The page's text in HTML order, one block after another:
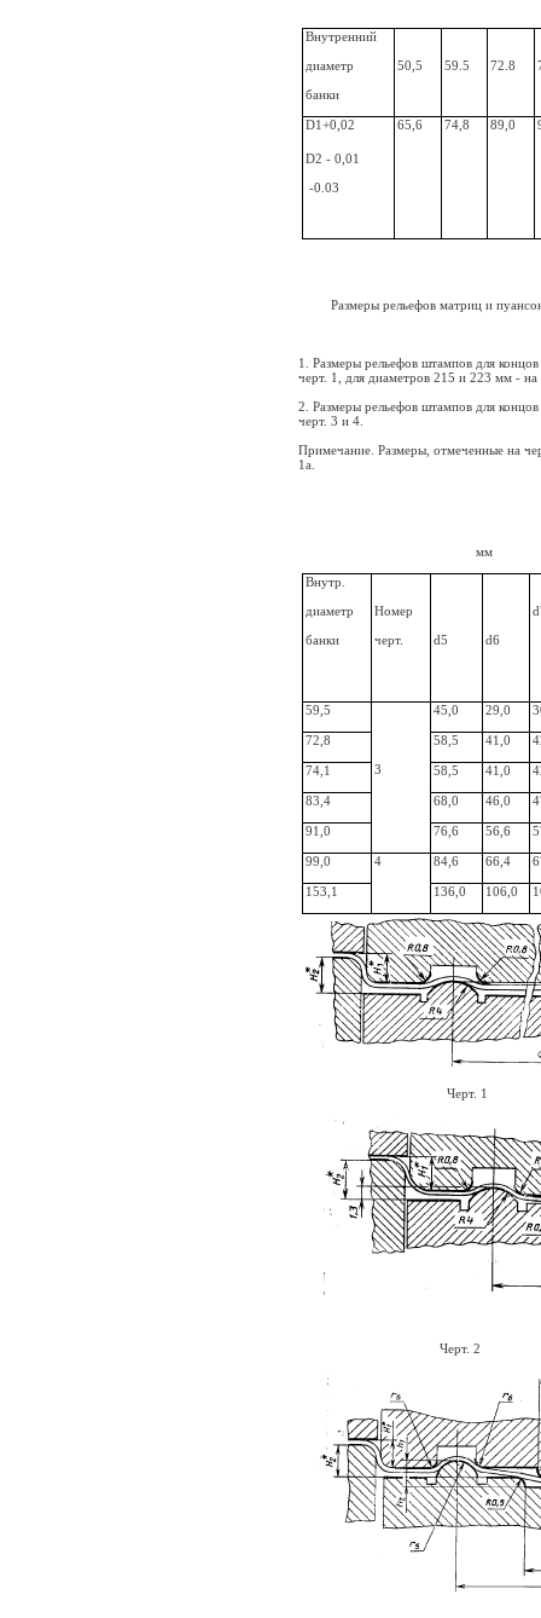
Внутренний
диаметр
50,5 59.5 72.8
банки
D1+0,02 65,6 74,8 89,0
D2 - 0,01
-0.03
Размеры рельефов матриц и
1. Размеры рельефов штампов для
черт. 1, для диаметров 215 и 223 мм - на
2. Размеры рельефов штампов для
черт. 3 и 4.
Примечание. Размеры, отмеченные на
1а.
мм
Внутр.
диаметр
банки
Номер
черт.
d5 d6
59,5 45,0 29,0
72,8 58,5 41,0
74,1 3 58,5 41,0
83,4 68,0 46,0
91,0 76,6 56,6
99,0 4 84,6 66,4
153,1 136,0 106,0
Черт. 1
Черт. 2